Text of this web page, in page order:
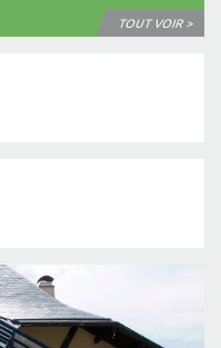
TOUT VOIR >